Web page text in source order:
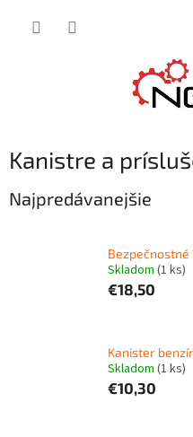
Kanistre a
Najpredávanejšie
Skladom (1 ks)
€18,50
Kanister
Skladom (1 ks)
€10,30